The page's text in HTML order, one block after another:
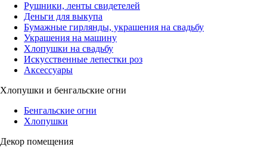
Рушники, ленты свидетелей
Деньги для выкупа
Бумажные гирлянды, украшения на свадьбу
Украшения на машину
Хлопушки на свадьбу
Искусственные лепестки роз
Аксессуары
Хлопушки и бенгальские огни
Бенгальские огни
Хлопушки
Декор помещения